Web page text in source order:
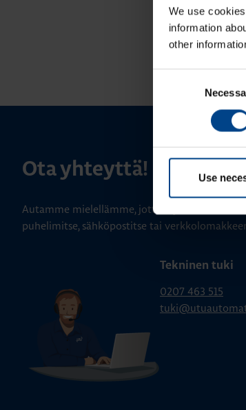
We use
information
other
Use
Ota yhteyttä!
Autamme mielellämme, jotta löydämme
puhelimitse, sähköpostitse tai
Tekninen tuki
0207 463 515